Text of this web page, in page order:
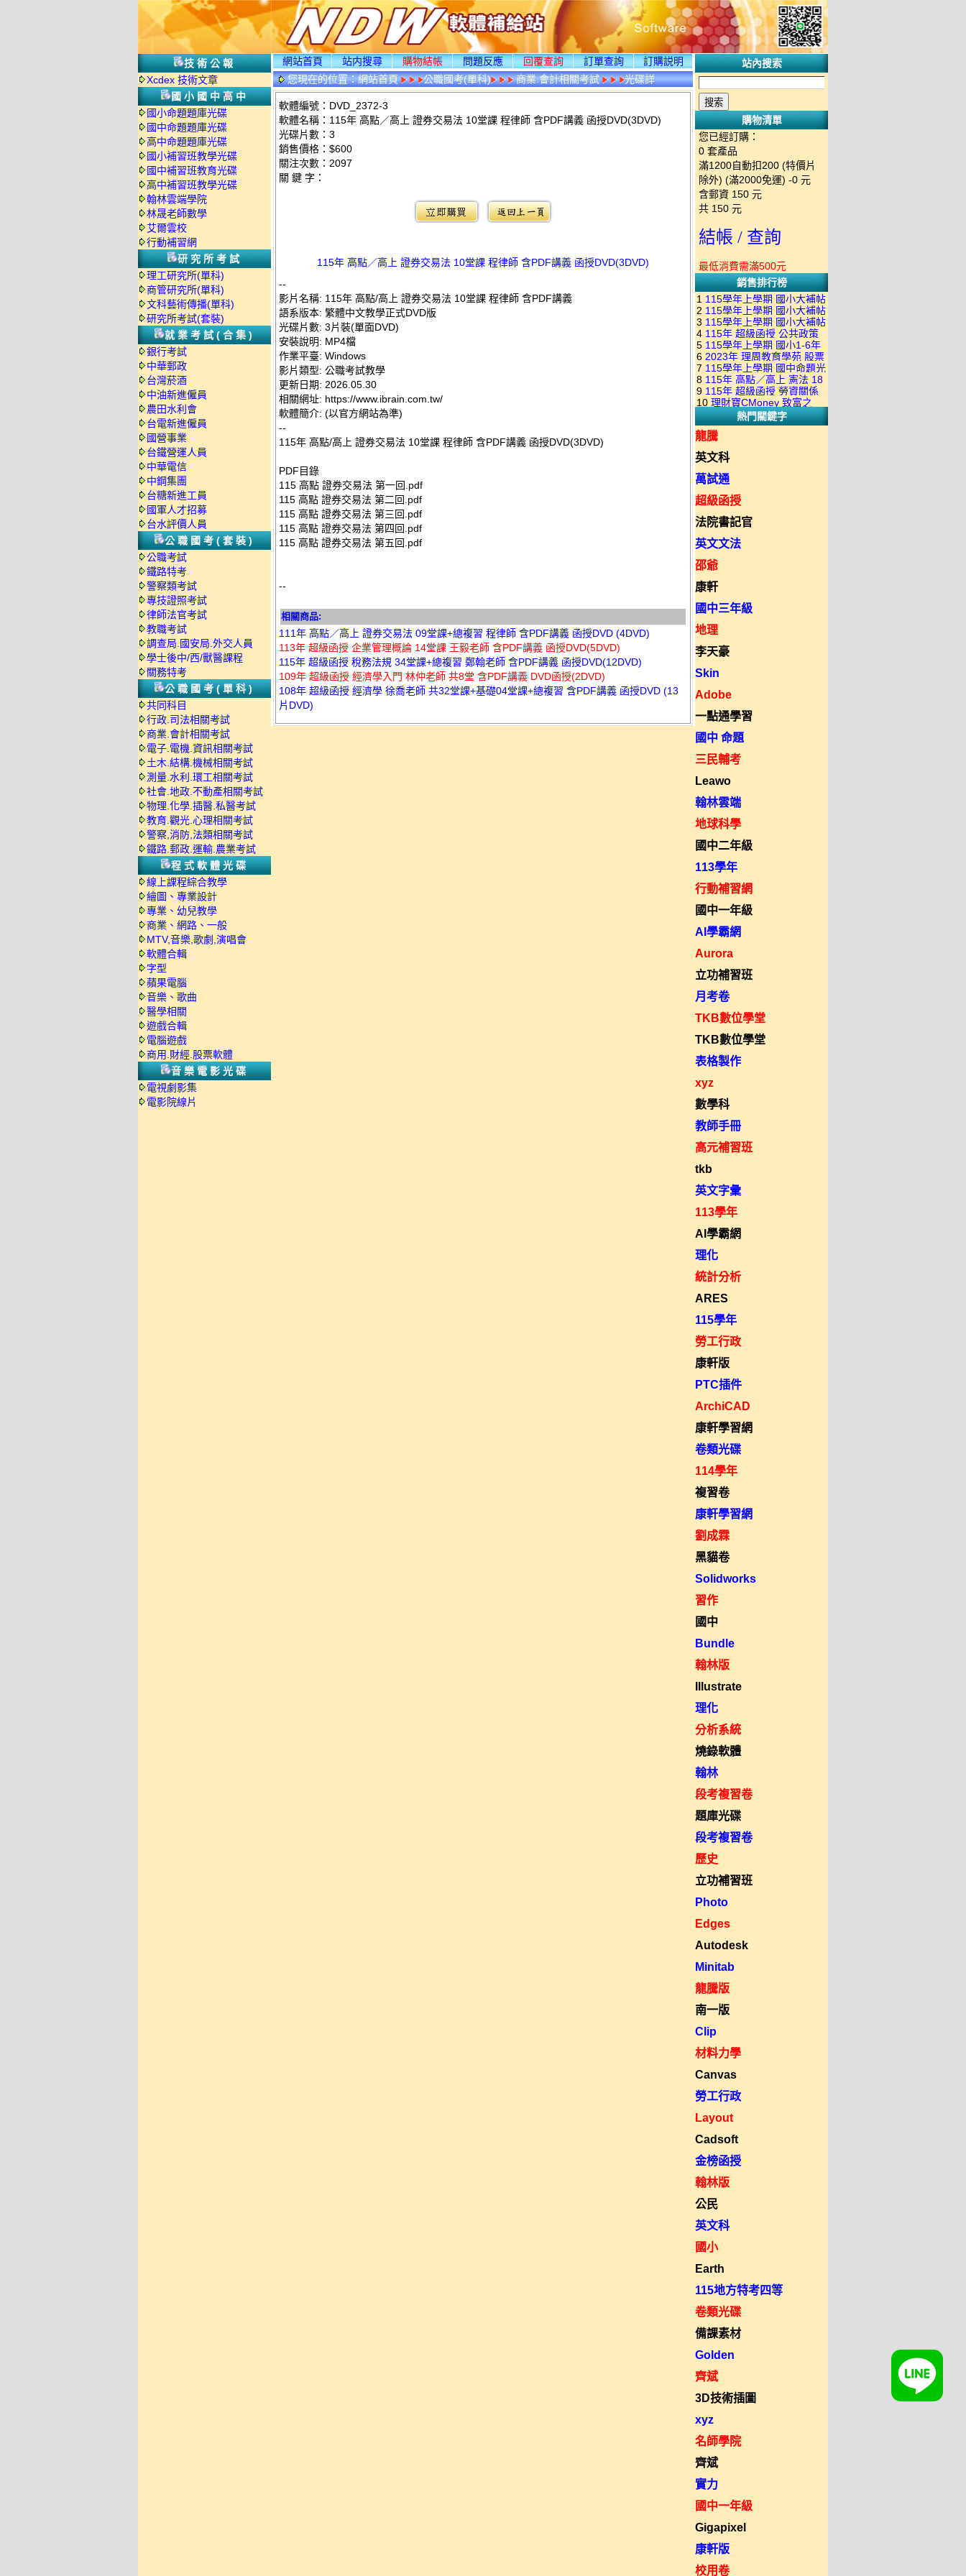
技術公報
Xcdex 技術文章
國小國中高中
國小命題題庫光碟
國中命題題庫光碟
高中命題題庫光碟
國小補習班教學光碟
國中補習班教育光碟
高中補習班教學光碟
翰林雲端學院
林晟老師數學
艾爾雲校
行動補習網
研究所考試
理工研究所(單科)
商管研究所(單科)
文科藝術傳播(單科)
研究所考試(套裝)
就業考試(合集)
銀行考試
中華郵政
台灣菸酒
中油新進僱員
農田水利會
台電新進僱員
國營事業
台鐵營運人員
中華電信
中鋼集團
台糖新進工員
國軍人才招募
台水評價人員
公職國考(套裝)
公職考試
鐵路特考
警察類考試
專技證照考試
律師法官考試
教職考試
調查局.國安局.外交人員
學士後中/西/獸醫課程
關務特考
公職國考(單科)
共同科目
行政.司法相關考試
商業.會計相關考試
電子.電機.資訊相關考試
土木.結構.機械相關考試
測量.水利.環工相關考試
社會.地政.不動產相關考試
物理.化學.插醫.私醫考試
教育.觀光.心理相關考試
警察,消防,法類相關考試
鐵路.郵政.運輸.農業考試
程式軟體光碟
線上課程綜合教學
繪圖、專業設計
專業、幼兒教學
商業、網路、一般
MTV,音樂,歌劇,演唱會
軟體合輯
字型
蘋果電腦
音樂、歌曲
醫學相關
遊戲合輯
電腦遊戲
商用.財經.股票軟體
音樂電影光碟
電視劇影集
電影院線片
網站首頁 站内搜尋 購物結帳 問題反應 回覆查詢 訂單查詢
訂購説明
您現在的位置：網站首頁 公職國考(單科) 商業.會計相關考試
光碟詳
情
軟體編號：DVD_2372-3
軟體名稱：115年 高點／高上 證券交易法 10堂課 程律師 含PDF講義 函授DVD(3DVD)
光碟片數：3
銷售價格：$600
關注次數： 2097
關 鍵 字：
115年 高點／高上 證券交易法 10堂課 程律師 含PDF講義 函授DVD(3DVD)
--
影片名稱: 115年 高點/高上 證券交易法 10堂課 程律師 含PDF講義
語系版本: 繁體中文教學正式DVD版
光碟片數: 3片裝(單面DVD)
安裝說明: MP4檔
作業平臺: Windows
影片類型: 公職考試教學
更新日期: 2026.05.30
相關網址: https://www.ibrain.com.tw/
軟體簡介: (以官方網站為準)
--
115年 高點/高上 證券交易法 10堂課 程律師 含PDF講義 函授DVD(3DVD)
PDF目錄
115 高點 證券交易法 第一回.pdf
115 高點 證券交易法 第二回.pdf
115 高點 證券交易法 第三回.pdf
115 高點 證券交易法 第四回.pdf
115 高點 證券交易法 第五回.pdf
--
相關商品:
111年 高點／高上 證券交易法 09堂課+總複習 程律師 含PDF講義 函授DVD (4DVD)
113年 超級函授 企業管理概論 14堂課 王毅老師 含PDF講義 函授DVD(5DVD)
115年 超級函授 稅務法規 34堂課+總複習 鄭翰老師 含PDF講義 函授DVD(12DVD)
109年 超級函授 經濟學入門 林仲老師 共8堂 含PDF講義 DVD函授(2DVD)
108年 超級函授 經濟學 徐喬老師 共32堂課+基礎04堂課+總複習 含PDF講義 函授DVD (13
片DVD)
站內搜索
購物清單
您已經訂購：
0 套產品
滿1200自動扣200 (特價片
除外) (滿2000免運) -0 元
含郵資 150 元
共 150 元
結帳 / 查詢
最低消費需滿500元
銷售排行榜
1 115學年上學期 國小大補帖
南一版 國語+數學+社會+生活
+自然 1-6年級 教學光碟DVD
版(3DVD)
2 115學年上學期 國小大補帖
康軒版 國語+數學+社會+生活
+自然 1-6年級 教學光碟DVD
版(3DVD)
3 115學年上學期 國小大補帖
翰林版 國語+數學+社會+生活
+自然 1-6年級 教學光碟DVD
版(3DVD)
4 115年 超級函授 公共政策
22堂課+總複習 張楚老師 含
PDF講義 函授DVD(9DVD)
5 115學年上學期 國小1-6年
級 習作解答(含康軒.南一.翰林
全版本.全科目)合輯版 DVD版
6 2023年 理周教育學苑 股票
當沖煉金術 主講：朱家泓 國
語發音 DVD版
7 115學年上學期 國中命題光
碟 翰林版 英文科 1-3年級 題
庫光碟
8 115年 高點／高上 憲法 18
堂課 宗台大老師 含PDF講義
函授DVD(8DVD)【適用於律
師司法考試】
9 115年 超級函授 勞資關係
概要 11堂課+總複習 陸川老
師 含PDF講義 函授
DVD(5DVD)
10 理財寶CMoney 致富之
道：上班族飆股攻略班 主
講：朱家泓+林穎 國語發音
熱門關鍵字
龍騰
英文科
萬試通
超級函授
法院書記官
英文文法
邵爺
康軒
國中三年級
地理
李天豪
Skin
Adobe
一點通學習
國中 命題
三民輔考
Leawo
翰林雲端
地球科學
國中二年級
113學年
行動補習網
國中一年級
AI學霸網
Aurora
立功補習班
月考卷
TKB數位學堂
TKB數位學堂
表格製作
xyz
數學科
教師手冊
高元補習班
tkb
英文字彙
113學年
AI學霸網
理化
統計分析
ARES
115學年
勞工行政
康軒版
PTC插件
ArchiCAD
康軒學習網
卷類光碟
114學年
複習卷
康軒學習網
劉成霖
黑貓卷
Solidworks
習作
國中
Bundle
翰林版
Illustrate
理化
分析系統
燒錄軟體
翰林
段考複習卷
題庫光碟
段考複習卷
歷史
立功補習班
Photo
Edges
Autodesk
Minitab
龍騰版
南一版
Clip
材料力學
Canvas
勞工行政
Layout
Cadsoft
金榜函授
翰林版
公民
英文科
國小
Earth
115地方特考四等
卷類光碟
備課素材
Golden
齊斌
3D技術插圖
xyz
名師學院
齊斌
實力
國中一年級
Gigapixel
康軒版
校用卷